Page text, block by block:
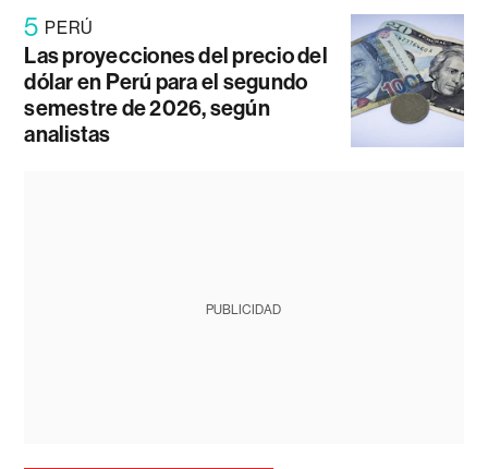
5 PERÚ
Las proyecciones del precio del
dólar en Perú para el segundo
semestre de 2026, según
analistas
PUBLICIDAD